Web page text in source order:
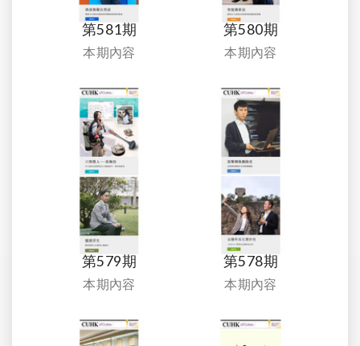
第581期
本期內容
第580期
本期內容
第579期
本期內容
第578期
本期內容